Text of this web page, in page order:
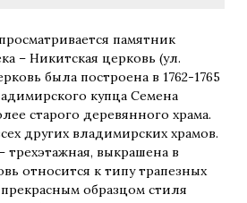
памятник
– Никитская церковь (ул.
была построена в 1762-1765
купца Семена
старого деревянного храма.
других владимирских храмов.
трехэтажная, выкрашена в
относится к типу трапезных
образцом стиля